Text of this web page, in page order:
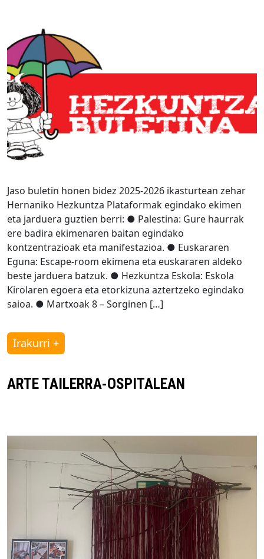
Jaso buletin honen bidez 2025-2026 ikasturtean zehar
Hernaniko Hezkuntza Plataformak egindako ekimen
eta jarduera guztien berri: ● Palestina: Gure haurrak
ere badira ekimenaren baitan egindako
kontzentrazioak eta manifestazioa. ● Euskararen
Eguna: Escape-room ekimena eta euskararen aldeko
beste jarduera batzuk. ● Hezkuntza Eskola: Eskola
Kirolaren egoera eta etorkizuna aztertzeko egindako
saioa. ● Martxoak 8 – Sorginen […]
Irakurri +
ARTE TAILERRA-OSPITALEAN